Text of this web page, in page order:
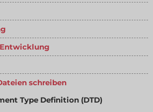
schreiben
Type Definition (DTD)